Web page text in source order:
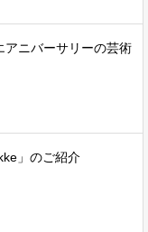
アニバーサリーの芸術
」のご紹介